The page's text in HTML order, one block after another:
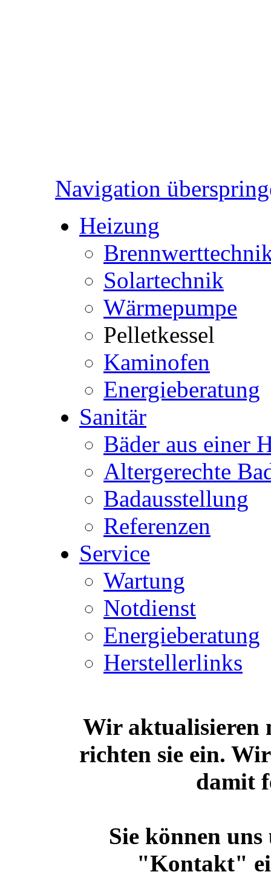
Navigation
Heizung
Solartechnik
Wärmepumpe
Pelletkessel
Kaminofen
Energieberatung
Sanitär
Bäder aus einer
Altergerechte
Badausstellung
Referenzen
Service
Wartung
Notdienst
Energieberatung
Herstellerlinks
Wir aktualisieren
richten sie ein.
damit
Sie können
"Kontakt"